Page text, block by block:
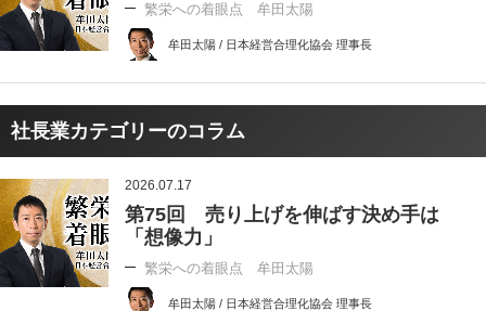
繁栄への着眼点 牟田太陽
牟田太陽 / 日本経営合理化協会 理事長
社長業カテゴリーのコラム
2026.07.17
第75回 売り上げを伸ばす決め手は
「想像力」
繁栄への着眼点 牟田太陽
牟田太陽 / 日本経営合理化協会 理事長